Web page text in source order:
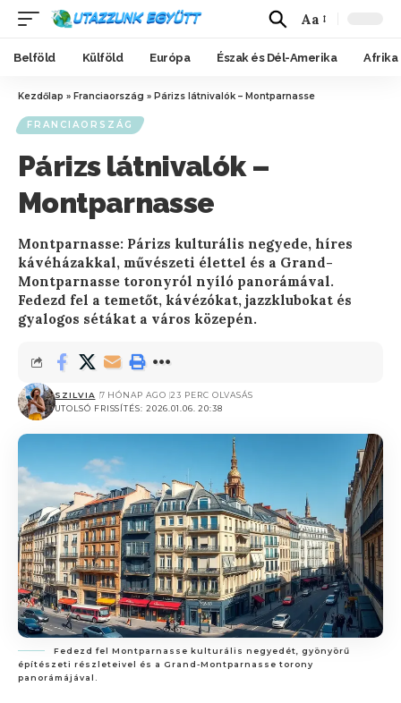
Aa
Belföld Külföld Európa Észak és Dél-Amerika Afrika
Kezdőlap » Franciaország » Párizs látnivalók – Montparnasse
FRANCIAORSZÁG
Párizs látnivalók –
Montparnasse
Montparnasse: Párizs kulturális negyede, híres
kávéházakkal, művészeti élettel és a Grand-
Montparnasse toronyról nyíló panorámával.
Fedezd fel a temetőt, kávézókat, jazzklubokat és
gyalogos sétákat a város közepén.
UTOLSÓ FRISSÍTÉS: 2026.01.06. 20:38
SZILVIA 7 HÓNAP AGO 23 PERC OLVASÁS
Fedezd fel Montparnasse kulturális negyedét, gyönyörű
építészeti részleteivel és a Grand-Montparnasse torony
panorámájával.